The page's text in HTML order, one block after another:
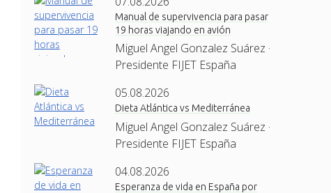
Manual de supervivencia para pasar
19 horas viajando en avión
Miguel Angel Gonzalez Suárez ·
Presidente FIJET España
05.08.2026
Dieta Atlántica vs Mediterránea
Miguel Angel Gonzalez Suárez ·
Presidente FIJET España
04.08.2026
Esperanza de vida en España por